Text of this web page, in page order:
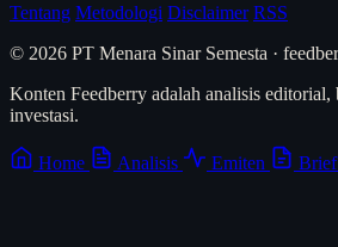
Tentang Metodologi Disclaimer RSS
© 2026 PT Menara Sinar Semesta ·
Konten Feedberry adalah analisis editorial,
investasi.
Home Analisis Emiten Brief